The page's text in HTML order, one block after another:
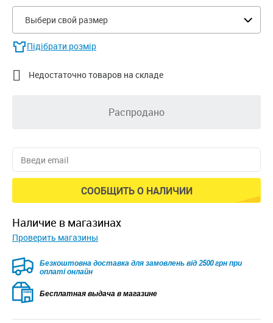
Выбери свой размер
Підібрати розмір
 Недостаточно товаров на складе
Распродано
СООБЩИТЬ О НАЛИЧИИ
наличие в магазинах
Проверить магазины
Безкоштовна доставка для замовлень від 2500 грн при
оплаті онлайн
Бесплатная выдача в магазине